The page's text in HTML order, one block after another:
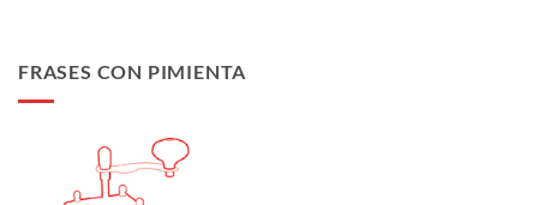
FRASES CON PIMIENTA